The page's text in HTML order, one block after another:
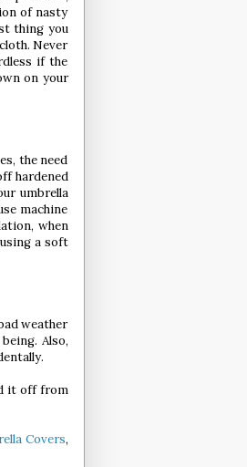
of nasty
thing you
Never
if the
on your
the need
hardened
umbrella
machine
when
a soft
weather
Also,
it off from
Covers,